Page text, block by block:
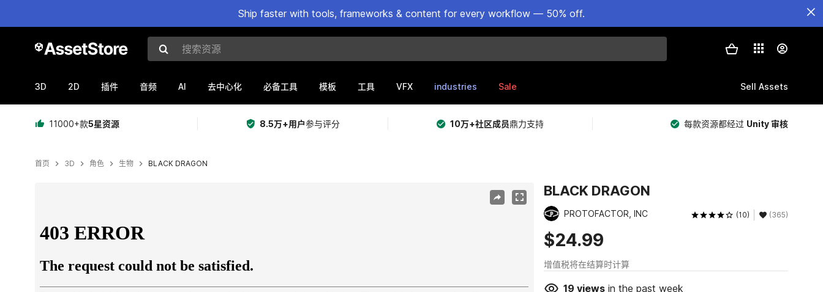
Ship faster with tools, frameworks & content for every workflow — 50% off.
搜索资源
3D 2D 插件 音频 AI 去中心化 必备工具 模板 工具 VFX industries Sale Sell Assets
11000+款5星资源 8.5万+用户参与评分 10万+社区成员鼎力支持 每款资源都经过 Unity 审核
首页 3D 角色 生物 BLACK DRAGON
BLACK DRAGON
PROTOFACTOR, INC (10) (365)
$24.99
增值税将在结算时计算
19 viewsin the past week